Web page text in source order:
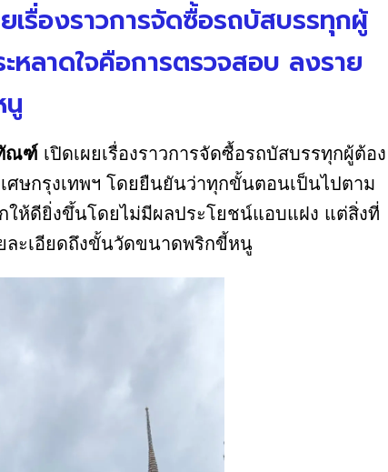
เรื่องราวการจัดซื้อรถบัสบรรทุกผู้
ลาดใจคือการตรวจสอบ ลงราย
ณฑ์ เปิดเผยเรื่องราวการจัดซื้อรถบัสบรรทุกผู้ต้อง
ษกรุงเทพฯ โดยยืนยันว่าทุกขั้นตอนเป็นไปตาม
ให้ดียิ่งขึ้นโดยไม่มีผลประโยชน์แอบแฝง แต่สิ่งที่
ละเอียดถึงขั้นวัดขนาดพริกขี้หนู